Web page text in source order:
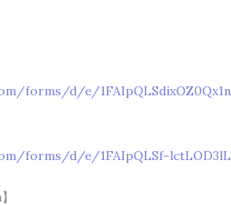
forms/d/e/
forms/d/e/1FAIpQLSf-